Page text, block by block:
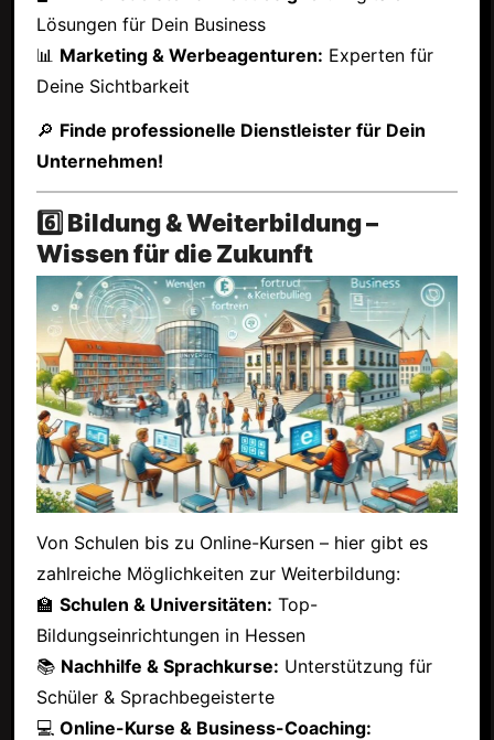
Lösungen für Dein Business
📊 Marketing & Werbeagenturen: Experten für
Deine Sichtbarkeit
🔎 Finde professionelle Dienstleister für Dein
Unternehmen!
6️⃣ Bildung & Weiterbildung –
Wissen für die Zukunft
Von Schulen bis zu Online-Kursen – hier gibt es
zahlreiche Möglichkeiten zur Weiterbildung:
🏫 Schulen & Universitäten: Top-
Bildungseinrichtungen in Hessen
📚 Nachhilfe & Sprachkurse: Unterstützung für
Schüler & Sprachbegeisterte
💻 Online-Kurse & Business-Coaching: